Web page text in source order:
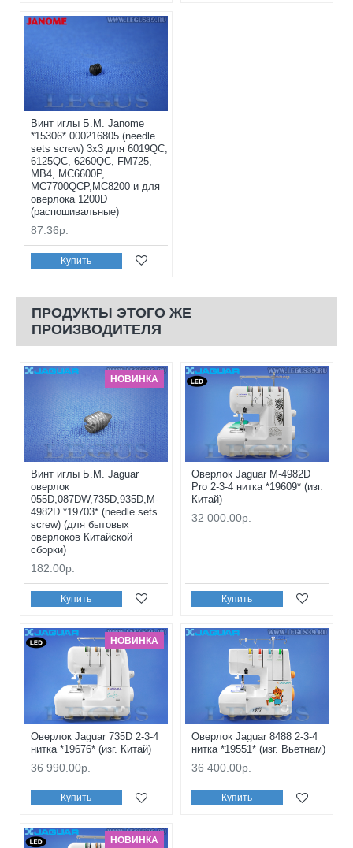
Винт иглы Б.М. Janome
*15306* 000216805 (needle
sets screw) 3x3 для 6019QC,
6125QC, 6260QC, FM725,
MB4, MC6600P,
MC7700QCP,MC8200 и для
оверлока 1200D
(распошивальные)
87.36р.
Купить
ПРОДУКТЫ ЭТОГО ЖЕ
ПРОИЗВОДИТЕЛЯ
НОВИНКА
Винт иглы Б.М. Jaguar
оверлок
055D,087DW,735D,935D,M-
4982D *19703* (needle sets
screw) (для бытовых
оверлоков Китайской
сборки)
182.00р.
Купить
Оверлок Jaguar M-4982D
Pro 2-3-4 нитка *19609* (изг.
Китай)
32 000.00р.
Купить
НОВИНКА
Оверлок Jaguar 735D 2-3-4
нитка *19676* (изг. Китай)
36 990.00р.
Купить
Оверлок Jaguar 8488 2-3-4
нитка *19551* (изг. Вьетнам)
36 400.00р.
Купить
НОВИНКА